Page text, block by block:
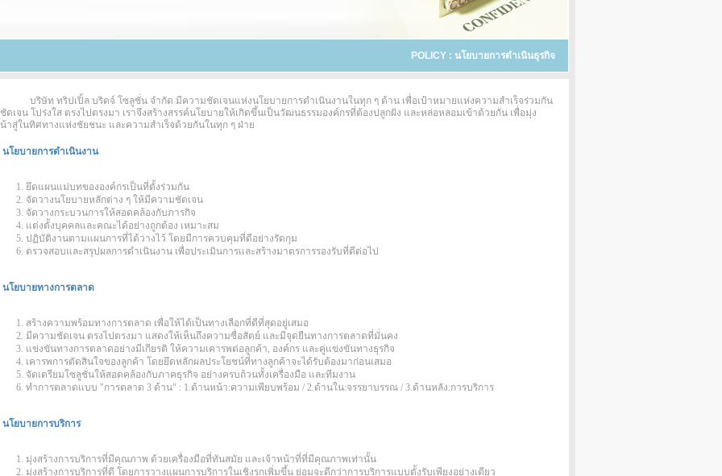
POLICY : นโยบายการดำเนินธุรกิจ
บริษัท ทริปเปิ้ล บริดจ์ โซลูชั่น จำกัด มีความชัดเจนแห่งนโยบายการดำเนินงานในทุก ๆ ด้าน เพื่อเป้าหมายแห่งความสำเร็จร่วมกัน
ดเจน โปร่งใส ตรงไปตรงมา เราจึงสร้างสรรค์นโยบายให้เกิดขึ้นเป็นวัฒนธรรมองค์กรที่ต้องปลูกฝัง และหล่อหลอมเข้าด้วยกัน เพื่อมุ่ง
าสู่ในทิศทางแห่งชัยชนะ และความสำเร็จด้วยกันในทุก ๆ ฝ่าย
นโยบายการดำเนินงาน
ยึดแผนแม่บทขององค์กรเป็นที่ตั้งร่วมกัน
จัดวางนโยบายหลักต่าง ๆ ให้มีความชัดเจน
จัดวางกระบวนการให้สอดคล้องกับภารกิจ
แต่งตั้งบุคคลและคณะได้อย่างถูกต้อง เหมาะสม
ปฏิบัติงานตามแผนการที่ได้วางไว้ โดยมีการควบคุมที่ดีอย่างรัดกุม
ตรวจสอบและสรุปผลการดำเนินงาน เพื่อประเมินการและสร้างมาตรการรองรับที่ดีต่อไป
นโยบายทางการตลาด
สร้างความพร้อมทางการตลาด เพื่อให้ได้เป็นทางเลือกที่ดีที่สุดอยู่เสมอ
มีความชัดเจน ตรงไปตรงมา แสดงให้เห็นถึงความซื่อสัตย์ และมีจุดยืนทางการตลาดที่มั่นคง
แข่งขันทางการตลาดอย่างมีเกียรติ ให้ความเคารพต่อลูกค้า, องค์กร และคู่แข่งขันทางธุรกิจ
เคารพการตัดสินใจของลูกค้า โดยยึดหลักผลประโยชน์ที่ทางลูกค้าจะได้รับต้องมาก่อนเสมอ
จัดเตรียมโซลูชั่นให้สอดคล้องกับภาคธุรกิจ อย่างครบถ้วนทั้งเครื่องมือ และทีมงาน
ทำการตลาดแบบ "การตลาด 3 ด้าน" : 1.ด้านหน้า:ความเพียบพร้อม / 2.ด้านใน:จรรยาบรรณ / 3.ด้านหลัง:การบริการ
นโยบายการบริการ
มุ่งสร้างการบริการที่มีคุณภาพ ด้วยเครื่องมือที่ทันสมัย และเจ้าหน้าที่ที่มีคุณภาพเท่านั้น
มุ่งสร้างการบริการที่ดี โดยการวางแผนการบริการในเชิงรุกเพิ่มขึ้น ย่อมจะดีกว่าการบริการแบบตั้งรับเพียงอย่างเดียว